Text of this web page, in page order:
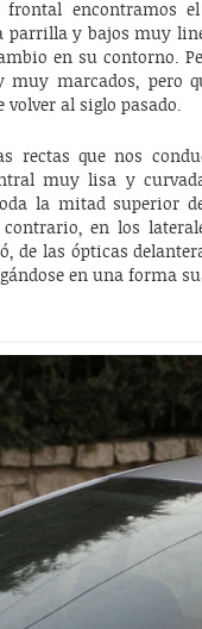
encontramos
parrilla y bajos muy
en su contorno.
marcados, pero
volver al siglo pasado.
rectas que nos
muy lisa y
la mitad superior
en los
de las ópticas
en una forma